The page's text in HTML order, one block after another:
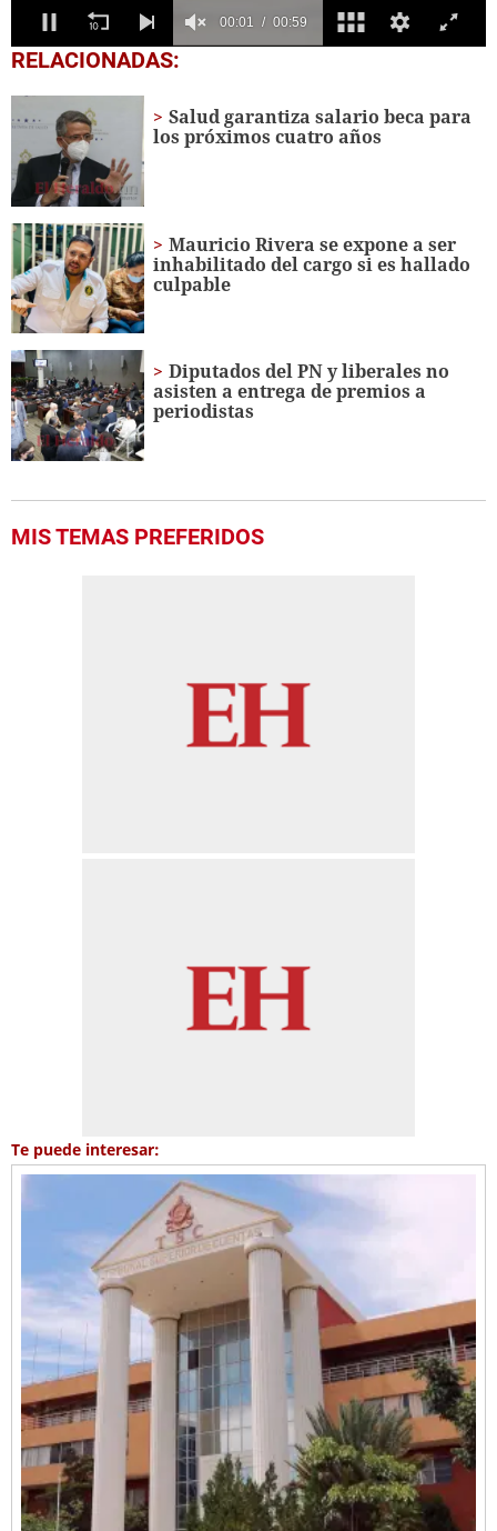
0
of
seconds
RELACIONADAS:
Salud garantiza salario beca para
los próximos cuatro años
Mauricio Rivera se expone a ser
inhabilitado del cargo si es hallado
culpable
Diputados del PN y liberales no
asisten a entrega de premios a
periodistas
MIS TEMAS PREFERIDOS
Te puede interesar: